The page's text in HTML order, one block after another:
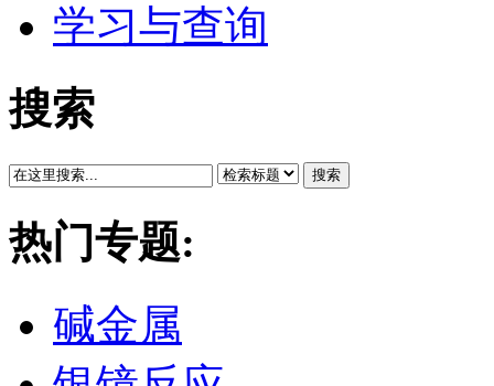
学习与查询
搜索
搜索
热门专题:
碱金属